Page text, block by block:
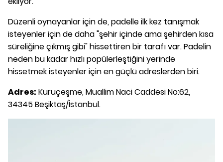
Düzenli oynayanlar için de, padelle ilk kez tanışmak
isteyenler için de daha "şehir içinde ama şehirden kısa
süreliğine çıkmış gibi" hissettiren bir tarafı var. Padelin
neden bu kadar hızlı popülerleştiğini yerinde
hissetmek isteyenler için en güçlü adreslerden biri.
Adres: Kuruçeşme, Muallim Naci Caddesi No:62,
34345 Beşiktaş/İstanbul.